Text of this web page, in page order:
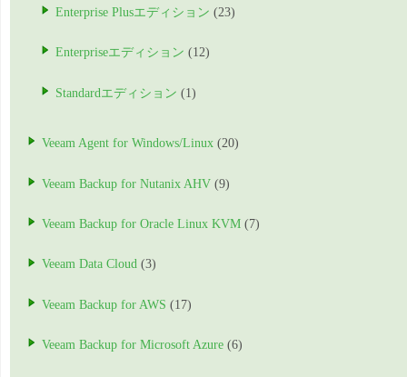
Enterprise Plusエディション (23)
Enterpriseエディション (12)
Standardエディション (1)
Veeam Agent for Windows/Linux (20)
Veeam Backup for Nutanix AHV (9)
Veeam Backup for Oracle Linux KVM (7)
Veeam Data Cloud (3)
Veeam Backup for AWS (17)
Veeam Backup for Microsoft Azure (6)